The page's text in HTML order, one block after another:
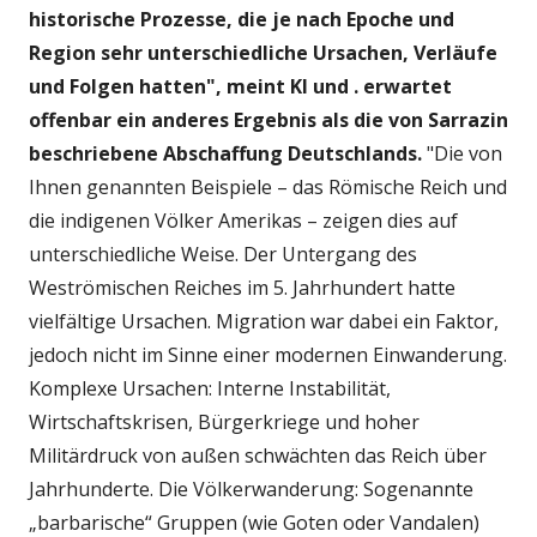
historische Prozesse, die je nach Epoche und
Region sehr unterschiedliche Ursachen, Verläufe
und Folgen hatten", meint KI und . erwartet
offenbar ein anderes Ergebnis als die von Sarrazin
beschriebene Abschaffung Deutschlands."Die von
Ihnen genannten Beispiele – das Römische Reich und
die indigenen Völker Amerikas – zeigen dies auf
unterschiedliche Weise. Der Untergang des
Weströmischen Reiches im 5. Jahrhundert hatte
vielfältige Ursachen. Migration war dabei ein Faktor,
jedoch nicht im Sinne einer modernen Einwanderung.
Komplexe Ursachen: Interne Instabilität,
Wirtschaftskrisen, Bürgerkriege und hoher
Militärdruck von außen schwächten das Reich über
Jahrhunderte. Die Völkerwanderung: Sogenannte
„barbarische“ Gruppen (wie Goten oder Vandalen)